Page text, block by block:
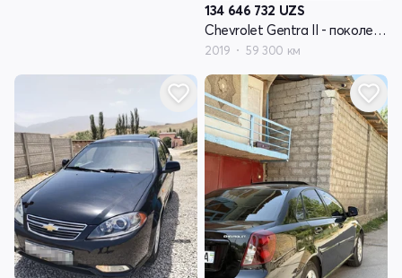
134 646 732 UZS
Chevrolet Gentra II - поколение
2019 59 300 км